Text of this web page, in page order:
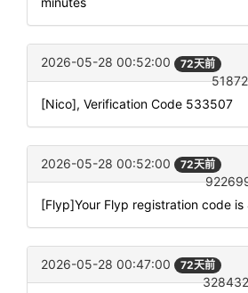
2026-05-28 00:52:00 72天前
[Nico], Verification Code 533507
2026-05-28 00:52:00 72天前
[Flyp]Your Flyp registration code
2026-05-28 00:47:00 72天前